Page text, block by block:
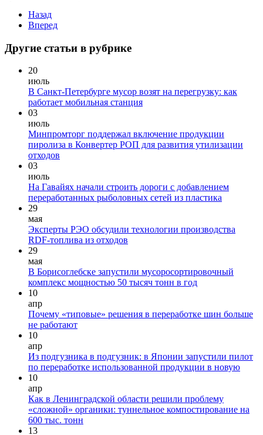
Назад
Вперед
Другие статьи в рубрике
20
июль
В Санкт-Петербурге мусор возят на перегрузку: как
работает мобильная станция
03
июль
Минпромторг поддержал включение продукции
пиролиза в Конвертер РОП для развития утилизации
отходов
03
июль
На Гавайях начали строить дороги с добавлением
переработанных рыболовных сетей из пластика
29
мая
Эксперты РЭО обсудили технологии производства
RDF-топлива из отходов
29
мая
В Борисоглебске запустили мусоросортировочный
комплекс мощностью 50 тысяч тонн в год
10
апр
Почему «типовые» решения в переработке шин больше
не работают
10
апр
Из подгузника в подгузник: в Японии запустили пилот
по переработке использованной продукции в новую
10
апр
Как в Ленинградской области решили проблему
«сложной» органики: туннельное компостирование на
600 тыс. тонн
13